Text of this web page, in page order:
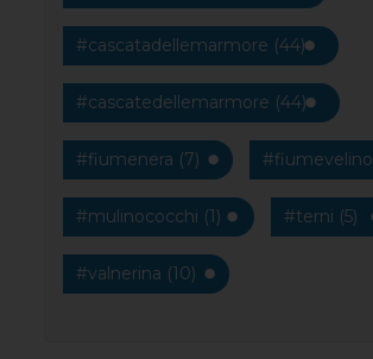
#cascatadellemarmore (44)
#cascatedellemarmore (44)
#fiumenera (7) #fiumevelino
#mulinococchi (1) #terni (5)
#valnerina (10)